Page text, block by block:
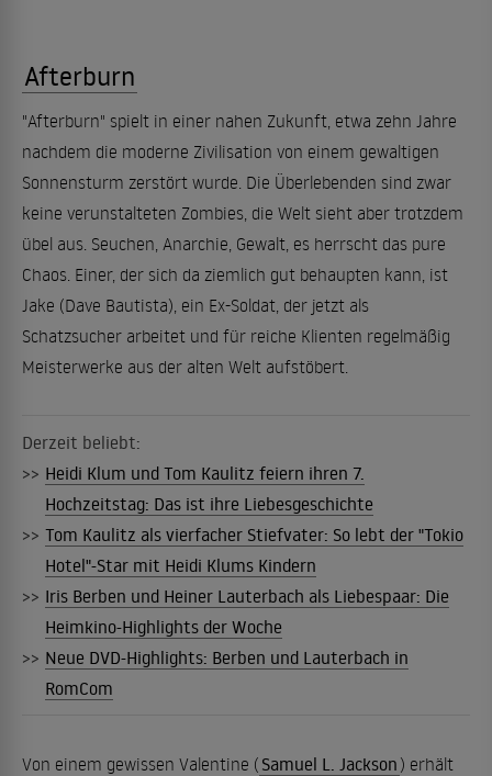
Afterburn
"Afterburn" spielt in einer nahen Zukunft, etwa zehn Jahre
nachdem die moderne Zivilisation von einem gewaltigen
Sonnensturm zerstört wurde. Die Überlebenden sind zwar
keine verunstalteten Zombies, die Welt sieht aber trotzdem
übel aus. Seuchen, Anarchie, Gewalt, es herrscht das pure
Chaos. Einer, der sich da ziemlich gut behaupten kann, ist
Jake (Dave Bautista), ein Ex-Soldat, der jetzt als
Schatzsucher arbeitet und für reiche Klienten regelmäßig
Meisterwerke aus der alten Welt aufstöbert.
Derzeit beliebt:
>> Heidi Klum und Tom Kaulitz feiern ihren 7.
Hochzeitstag: Das ist ihre Liebesgeschichte
>> Tom Kaulitz als vierfacher Stiefvater: So lebt der "Tokio
Hotel"-Star mit Heidi Klums Kindern
>> Iris Berben und Heiner Lauterbach als Liebespaar: Die
Heimkino-Highlights der Woche
>> Neue DVD-Highlights: Berben und Lauterbach in
RomCom
Von einem gewissen Valentine ( Samuel L. Jackson ) erhält